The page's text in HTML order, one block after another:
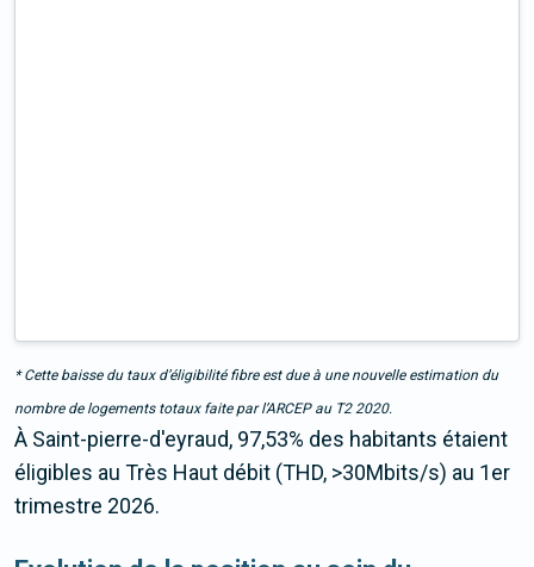
* Cette baisse du taux d’éligibilité fibre est due à une nouvelle estimation du
nombre de logements totaux faite par l’ARCEP au T2 2020.
À Saint-pierre-d'eyraud, 97,53% des habitants étaient
éligibles au Très Haut débit (THD, >30Mbits/s) au 1er
trimestre 2026.